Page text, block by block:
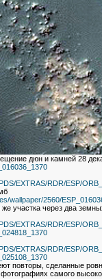
дюн и камней 28
EXTRAS/RDR/ESP/
wallpaper/2560/
участка через два
EXTRAS/RDR/ESP/
EXTRAS/RDR/ESP/
повторы, сделанные
самого